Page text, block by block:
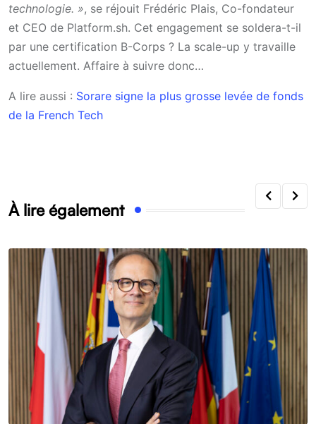
technologie. », se réjouit Frédéric Plais, Co-fondateur
et CEO de Platform.sh. Cet engagement se soldera-t-il
par une certification B-Corps ? La scale-up y travaille
actuellement. Affaire à suivre donc…
A lire aussi : Sorare signe la plus grosse levée de fonds
de la French Tech
À lire également